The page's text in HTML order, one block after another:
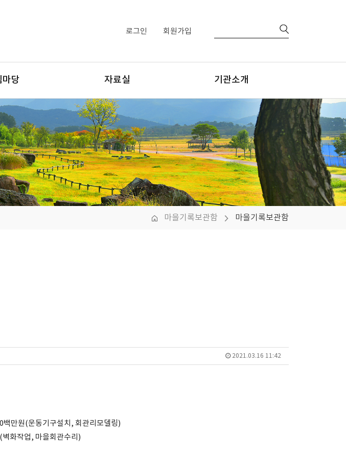
로그인 회원가입
마당
사항
소식
소식
부리
보도
자료실
발행물
교육발간자료
문서양식
기관소개
센터장님 인사말
비전
조직체계 및 업무
걸어온 길
찾아오시는 길
마을기록보관함 마을기록보관함
2021.03.16 11:42
백만원(운동기구설치, 회관리모델링)
화작업, 마을회관수리)